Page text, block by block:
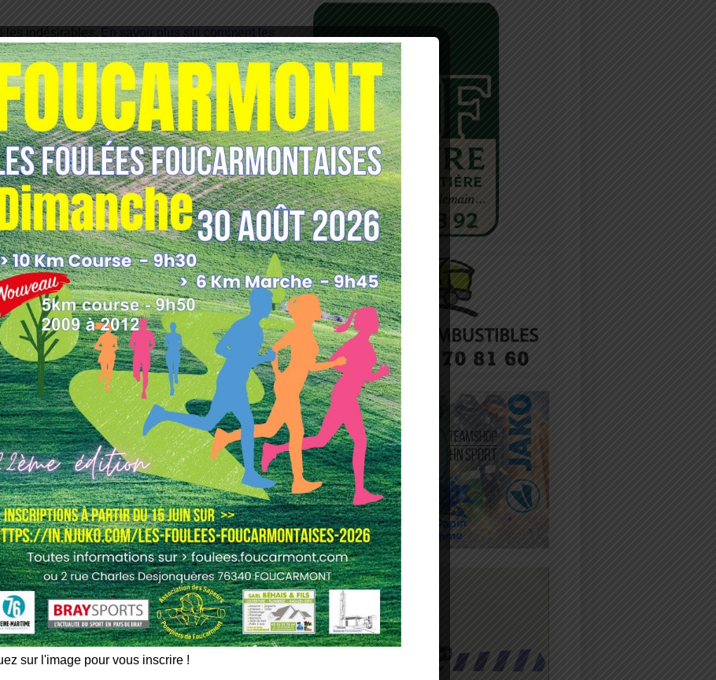
les indésirables. En savoir plus sur comment les
utilisées.
sur l'image pour vous inscrire !